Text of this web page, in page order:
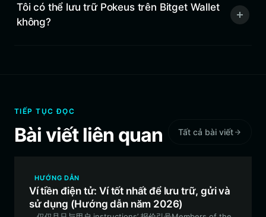
Tôi có thể lưu trữ Pokeus trên Bitget Wallet
không?
TIẾP TỤC ĐỌC
Bài viết liên quan Tất cả bài viết
HƯỚNG DẪN
Ví tiền điện tử: Ví tốt nhất để lưu trữ, gửi và
sử dụng (Hướng dẫn năm 2026)